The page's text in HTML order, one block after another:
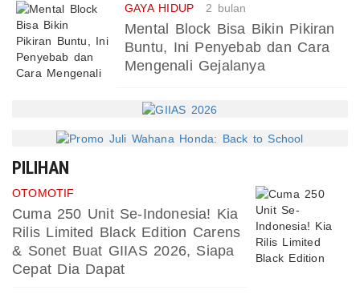
GAYA HIDUP 2 bulan
Mental Block Bisa Bikin Pikiran
Buntu, Ini Penyebab dan Cara
Mengenali Gejalanya
PILIHAN
OTOMOTIF
Cuma 250 Unit Se-Indonesia! Kia
Rilis Limited Black Edition Carens
& Sonet Buat GIIAS 2026, Siapa
Cepat Dia Dapat